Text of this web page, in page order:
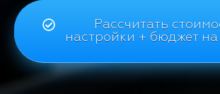
Рассчитать
настройки + бюджет на